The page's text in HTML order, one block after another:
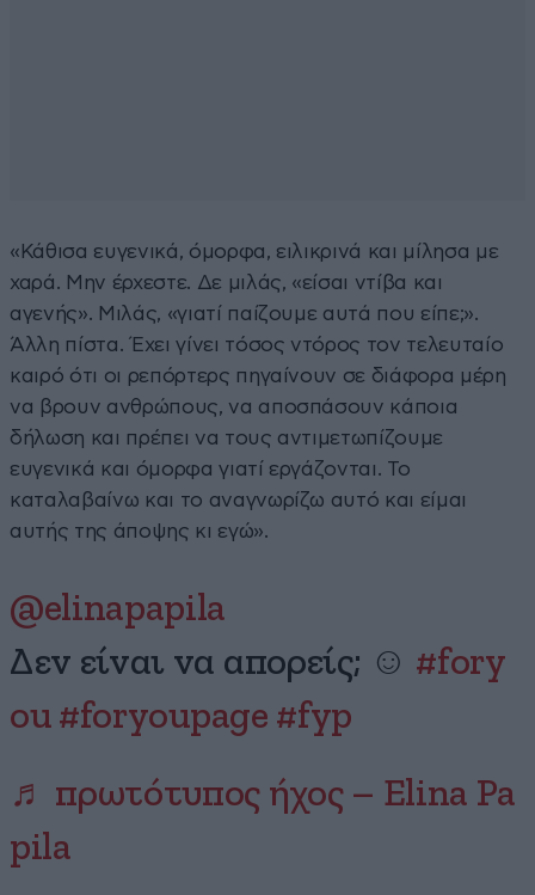
«Κάθισα ευγενικά, όμορφα, ειλικρινά και μίλησα με
χαρά. Μην έρχεστε. Δε μιλάς, «είσαι ντίβα και
αγενής». Μιλάς, «γιατί παίζουμε αυτά που είπε;».
Άλλη πίστα. Έχει γίνει τόσος ντόρος τον τελευταίο
καιρό ότι οι ρεπόρτερς πηγαίνουν σε διάφορα μέρη
να βρουν ανθρώπους, να αποσπάσουν κάποια
δήλωση και πρέπει να τους αντιμετωπίζουμε
ευγενικά και όμορφα γιατί εργάζονται. Το
καταλαβαίνω και το αναγνωρίζω αυτό και είμαι
αυτής της άποψης κι εγώ».
@elinapapila
Δεν είναι να απορείς; ☺️ #fory
ou #foryoupage #fyp
♬ πρωτότυπος ήχος – Elina Pa
pila